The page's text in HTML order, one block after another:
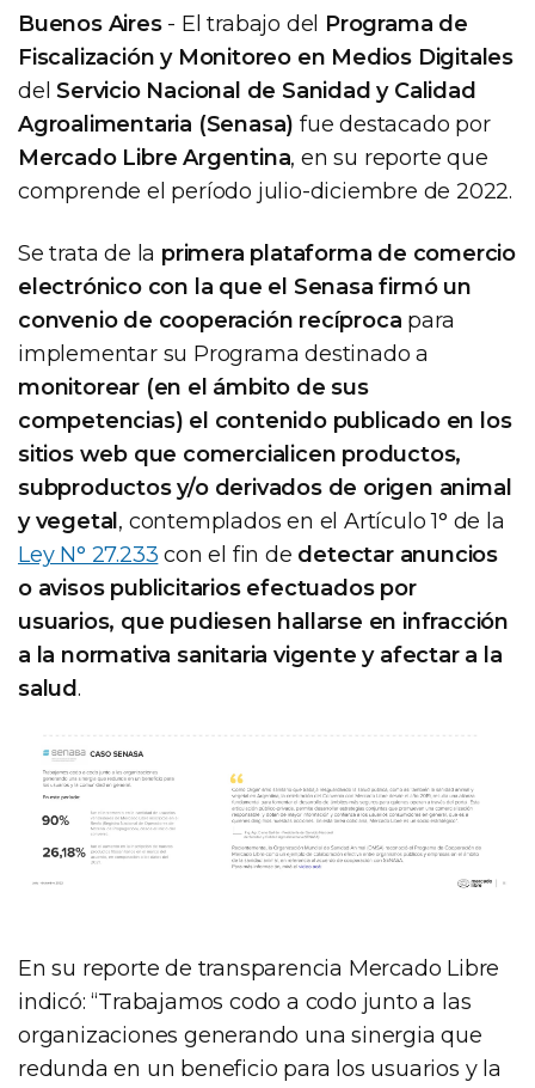
Buenos Aires- El trabajo del Programa de
Fiscalización y Monitoreo en Medios Digitales
delServicio Nacional de Sanidad y Calidad
Agroalimentaria (Senasa) fue destacado por
Mercado Libre Argentina, en su reporte que
comprende el período julio-diciembre de 2022.
Se trata de la primera plataforma de comercio
electrónico con la que el Senasa firmó un
convenio de cooperación recíproca para
implementar su Programa destinado a
monitorear (en el ámbito de sus
competencias) el contenido publicado en los
sitios web que comercialicen productos,
subproductos y/o derivados de origen animal
y vegetal , contemplados en el Artículo 1° de la
Ley N° 27.233 con el fin de detectar anuncios
o avisos publicitarios efectuados por
usuarios, que pudiesen hallarse en infracción
a la normativa sanitaria vigente y afectar a la
salud.
En su reporte de transparencia Mercado Libre
indicó: “Trabajamos codo a codo junto a las
organizaciones generando una sinergia que
redunda en un beneficio para los usuarios y la